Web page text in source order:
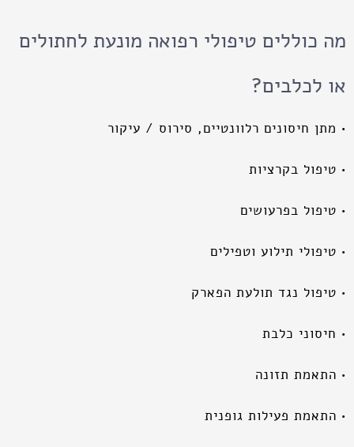
מה כוללים טיפולי רפואה מונעת לחתולים
או לכלבים?
• מתן חיסונים רלוונטיים, סירוס / עיקור
• טיפול בקרציות
• טיפול בפרעושים
• טיפולי תילוע וטפילים
• טיפול נגד תולעת הפארק
• חיסוני כלבת
• התאמת תזונה
• התאמת פעילות גופנית